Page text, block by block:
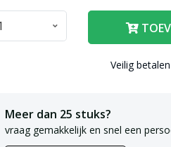
Veilig
Meer dan 25 stuks?
vraag gemakkelijk en snel een